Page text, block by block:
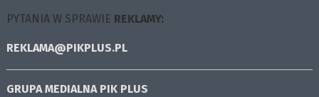
PYTANIA W SPRAWIE REKLAMY:
REKLAMA@PIKPLUS.PL
GRUPA MEDIALNA PIK PLUS